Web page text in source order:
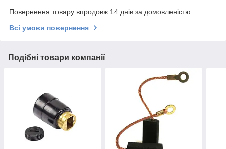
Повернення товару впродовж 14 днів за домовленістю
Всі умови повернення
Подібні товари компанії